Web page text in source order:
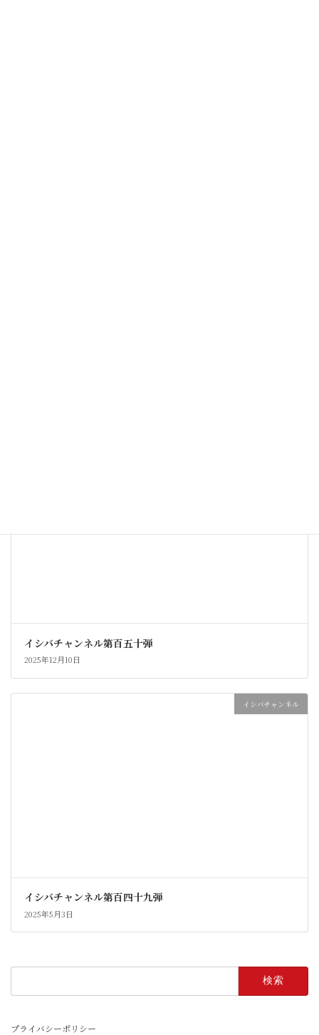
イシバチャンネル第百五十弾
2025年12月10日
イシバチャンネル
イシバチャンネル第百四十九弾
2025年5月3日
プライバシーポリシー